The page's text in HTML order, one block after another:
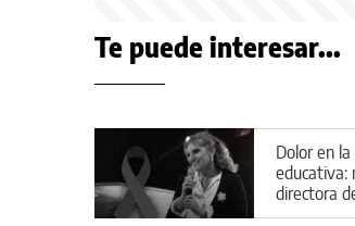
Te puede interesar...
Dolor en
educativa:
directora
Cristiana